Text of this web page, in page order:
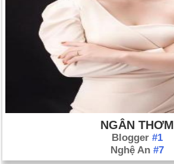
NGÂN THƠM
Blogger #1
Nghệ An #7